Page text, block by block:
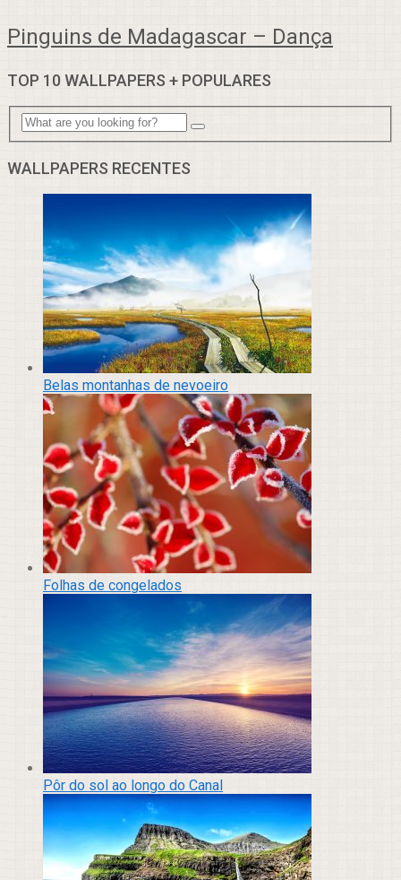
Pinguins de Madagascar – Dança
TOP 10 WALLPAPERS + POPULARES
WALLPAPERS RECENTES
Belas montanhas de nevoeiro
Folhas de congelados
Pôr do sol ao longo do Canal